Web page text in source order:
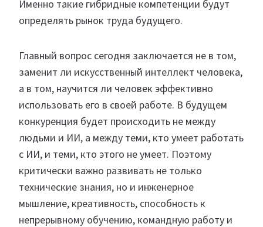
Именно такие гибридные компетенции будут
определять рынок труда будущего.
Главный вопрос сегодня заключается не в том,
заменит ли искусственный интеллект человека,
а в том, научится ли человек эффективно
использовать его в своей работе. В будущем
конкуренция будет происходить не между
людьми и ИИ, а между теми, кто умеет работать
с ИИ, и теми, кто этого не умеет. Поэтому
критически важно развивать не только
технические знания, но и инженерное
мышление, креативность, способность к
непрерывному обучению, командную работу и